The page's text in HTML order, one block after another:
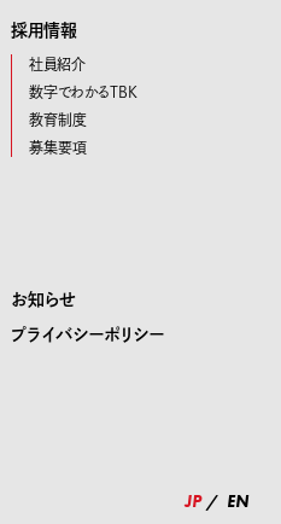
採用情報
社員紹介
数字でわかるTBK
教育制度
募集要項
お知らせ
プライバシーポリシー
JP EN